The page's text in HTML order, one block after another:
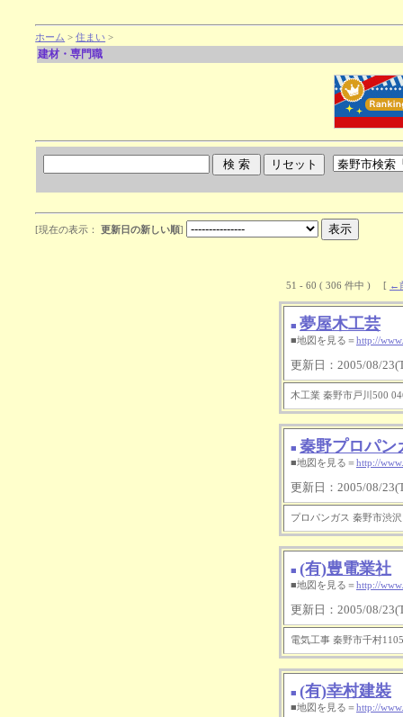
ホーム >住まい >
建材・専門職
[現在の表示： 更新日の新しい順]
51 - 60 ( 306 件中 ) [ ←
■ 夢屋木工芸
■地図を見る＝http://
更新日：2005/08/
木工業 秦野市戸川500
■ 秦野プロパン
■地図を見る＝http://
更新日：2005/08/
プロパンガス 秦野市渋
■ (有)豊電業社
■地図を見る＝http://
更新日：2005/08/
電気工事 秦野市千村
■ (有)幸村建裝
■地図を見る＝http://